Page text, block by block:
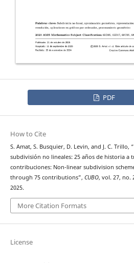
PDF
How to Cite
S. Amat, S. Busquier, D. Levin, and J. C. Trillo,
subdivisión no lineales: 25 años de historia a
contribuciones: Non-linear subdivision
through 75 contributions”, CUBO, vol. 27, no.
2025.
More Citation Formats
License